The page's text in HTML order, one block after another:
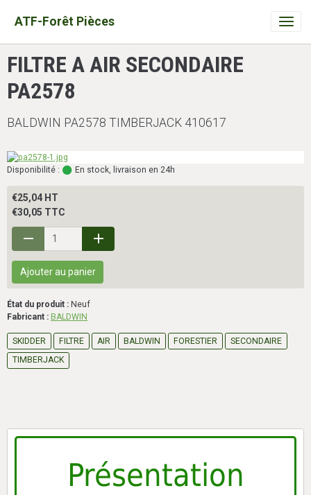
ATF-Forêt Pièces
FILTRE A AIR SECONDAIRE
PA2578
BALDWIN PA2578 TIMBERJACK 410617
Disponibilité : En stock, livraison en 24h
€25,04 HT
€30,05 TTC
Ajouter au panier
État du produit : Neuf
Fabricant : BALDWIN
SKIDDER FILTRE AIR BALDWIN FORESTIER
SECONDAIRE
TIMBERJACK
Présentation